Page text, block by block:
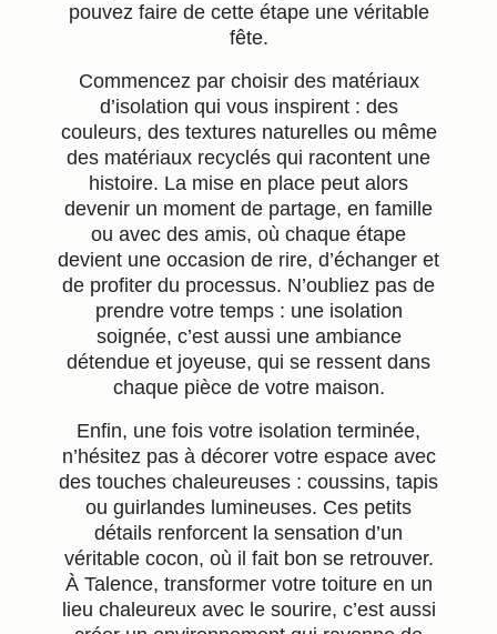
pouvez faire de cette étape une véritable
fête.
Commencez par choisir des matériaux
d’isolation qui vous inspirent : des
couleurs, des textures naturelles ou même
des matériaux recyclés qui racontent une
histoire. La mise en place peut alors
devenir un moment de partage, en famille
ou avec des amis, où chaque étape
devient une occasion de rire, d’échanger et
de profiter du processus. N’oubliez pas de
prendre votre temps : une isolation
soignée, c’est aussi une ambiance
détendue et joyeuse, qui se ressent dans
chaque pièce de votre maison.
Enfin, une fois votre isolation terminée,
n’hésitez pas à décorer votre espace avec
des touches chaleureuses : coussins, tapis
ou guirlandes lumineuses. Ces petits
détails renforcent la sensation d’un
véritable cocon, où il fait bon se retrouver.
À Talence, transformer votre toiture en un
lieu chaleureux avec le sourire, c’est aussi